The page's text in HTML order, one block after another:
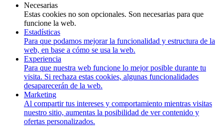
Necesarias
Estas cookies no son opcionales. Son necesarias para que
funcione la web.
Estadísticas
Para que podamos mejorar la funcionalidad y estructura de la
web, en base a cómo se usa la web.
Experiencia
Para que nuestra web funcione lo mejor posible durante tu
visita. Si rechaza estas cookies, algunas funcionalidades
desaparecerán de la web.
Marketing
Al compartir tus intereses y comportamiento mientras visitas
nuestro sitio, aumentas la posibilidad de ver contenido y
ofertas personalizados.